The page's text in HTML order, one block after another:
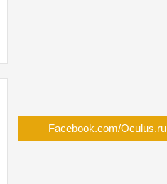
Facebook.com/Oculus.ru